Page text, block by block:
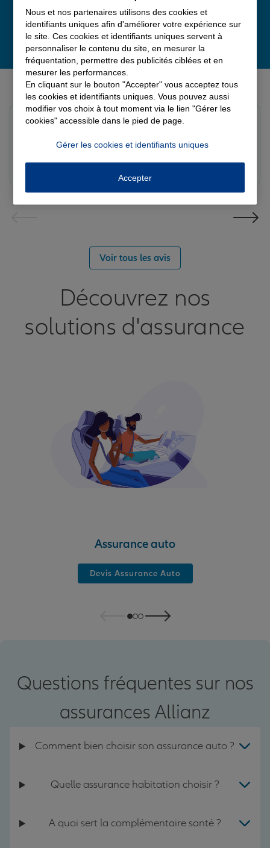
Derniers avis de nos agences Allianz
Le 06/08/2026 - Agence SOURDEVAL
louna p.
Voir tous les avis
Découvrez nos
solutions d'assurance
Assurance auto
Devis Assurance Auto
Questions fréquentes sur nos
assurances Allianz
Comment bien choisir son assurance auto ?
Quelle assurance habitation choisir ?
A quoi sert la complémentaire santé ?
Nous et nos partenaires utilisons des cookies et
identifiants uniques afin d'améliorer votre expérience sur
le site. Ces cookies et identifiants uniques servent à
personnaliser le contenu du site, en mesurer la
fréquentation, permettre des publicités ciblées et en
mesurer les performances.
En cliquant sur le bouton "Accepter" vous acceptez tous
les cookies et identifiants uniques. Vous pouvez aussi
modifier vos choix à tout moment via le lien "Gérer les
cookies" accessible dans le pied de page.
Gérer les cookies et identifiants uniques
Accepter